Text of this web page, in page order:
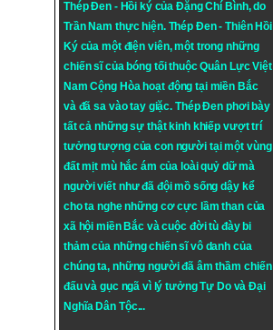
Thép Đen - Hồi ký của Đặng Chí Bình, do
Trần Nam thực hiện. Thép Đen- Thiên Hồi
Ký của một điện viên, một trong những
chiến sĩ của bóng tối thuộc Quân Lực Việt
Nam Cộng Hòa hoạt động tại miền Bắc
và đã sa vào tay giặc. Thép Đen phơi bày
tất cả những sự thật kinh khiếp vượt trí
tưởng tượng của con người tại một vùng
đất mịt mù hắc ám của loài quỷ dữ mà
người viết như đã đội mồ sống dậy kể
cho ta nghe những cơ cực lầm than của
xã hội miền Bắc và cuộc đời tù đày bi
thảm của những chiến sĩ vô danh của
chúng ta, những người đã âm thầm chiến
đấu và gục ngã vì lý tưởngTự DovàĐại
Nghĩa Dân Tộc...